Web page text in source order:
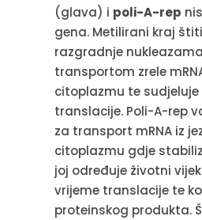
(glava) i poli-A-rep
gena. Metilirani kraj
razgradnje
transportom zrele
citoplazmu te sudjeluje
translacije. Poli-A-rep
za transport mRNA iz
citoplazmu gdje
joj određuje životni
vrijeme translacije te
proteinskog produkta.